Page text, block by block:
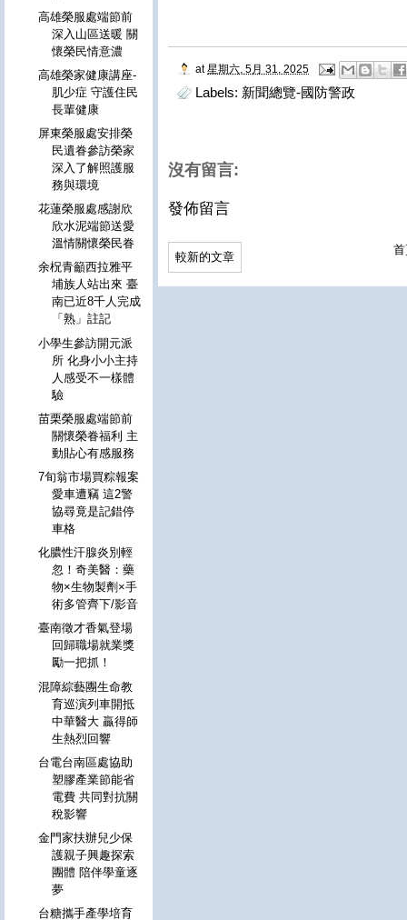
at 星期六, 5月 31, 2025
Labels: 新聞總覽-國防警政
沒有留言:
發佈留言
較新的文章
高雄榮服處端節前
深入山區送暖 關
懷榮民情意濃
高雄榮家健康講座-
肌少症 守護住民
長輩健康
屏東榮服處安排榮
民遺眷參訪榮家
深入了解照護服
務與環境
花蓮榮服處感謝欣
欣水泥端節送愛
溫情關懷榮民眷
余柷青籲西拉雅平
埔族人站出來 臺
南已近8千人完成
「熟」註記
小學生參訪開元派
所 化身小小主持
人感受不一樣體
驗
苗栗榮服處端節前
關懷榮眷福利 主
動貼心有感服務
7旬翁市場買粽報案
愛車遭竊 這2警
協尋竟是記錯停
車格
化膿性汗腺炎別輕
忽！奇美醫：藥
物×生物製劑×手
術多管齊下/影音
臺南徵才香氣登場
回歸職場就業獎
勵一把抓！
混障綜藝團生命教
育巡演列車開抵
中華醫大 贏得師
生熱烈回響
台電台南區處協助
塑膠產業節能省
電費 共同對抗關
稅影響
金門家扶辦兒少保
護親子興趣探索
團體 陪伴學童逐
夢
台糖攜手產學培育